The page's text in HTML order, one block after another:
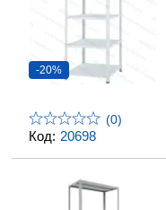
Код: 20698
-20%
(0)